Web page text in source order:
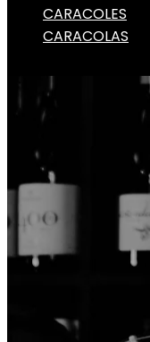
CARACOLES
CARACOLAS